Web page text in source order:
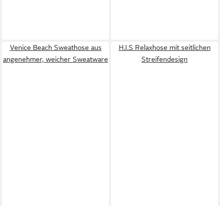
Venice Beach Sweathose aus
angenehmer, weicher Sweatware
H.I.S Relaxhose mit seitlichen
Streifendesign